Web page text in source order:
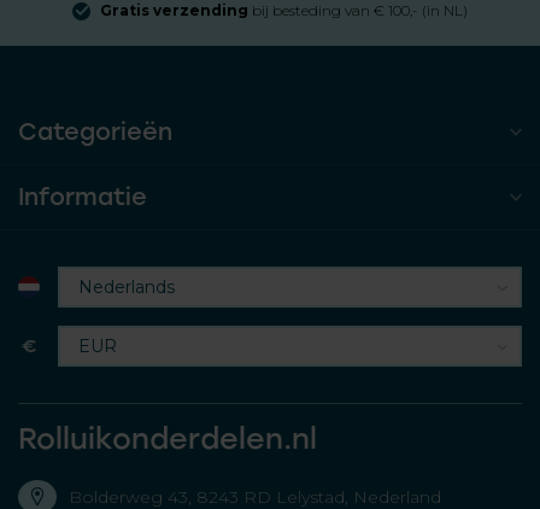
Gratis verzending bij besteding van € 100,- (in NL)
Categorieën
Informatie
€
Rolluikonderdelen.nl
Bolderweg 43, 8243 RD Lelystad, Nederland